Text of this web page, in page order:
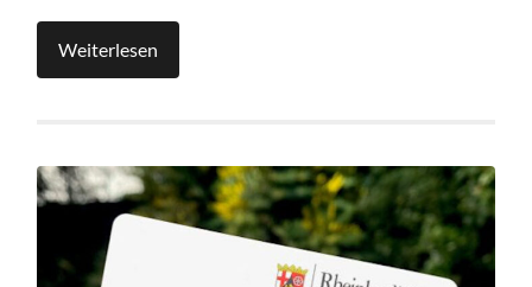
Weiterlesen